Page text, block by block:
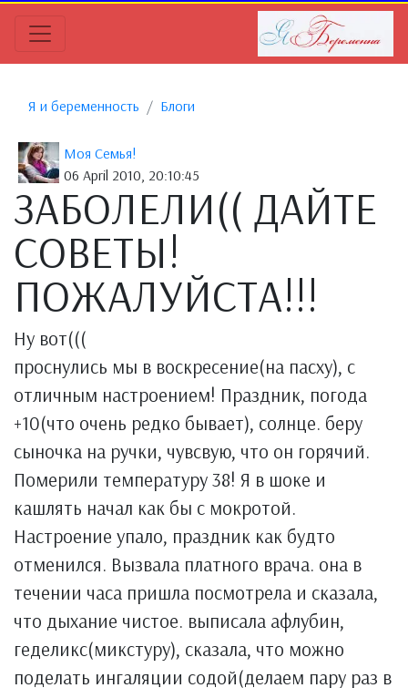
Я и беременность Блоги
Моя Семья!
06 April 2010, 20:10:45
ЗАБОЛЕЛИ(( ДАЙТЕ
СОВЕТЫ!
ПОЖАЛУЙСТА!!!
Ну вот(((
проснулись мы в воскресение(на пасху), с
отличным настроением! Праздник, погода
+10(что очень редко бывает), солнце. беру
сыночка на ручки, чувсвую, что он горячий.
Померили температуру 38! Я в шоке и
кашлять начал как бы с мокротой.
Настроение упало, праздник как будто
отменился. Вызвала платного врача. она в
течении часа пришла посмотрела и сказала,
что дыхание чистое. выписала афлубин,
геделикс(микстуру), сказала, что можно
поделать ингаляции содой(делаем пару раз в